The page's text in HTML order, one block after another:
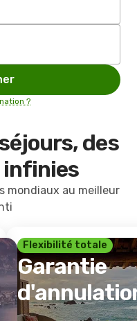
?
des
infinies
mondiaux au meilleur
Flexibilité totale
Garantie